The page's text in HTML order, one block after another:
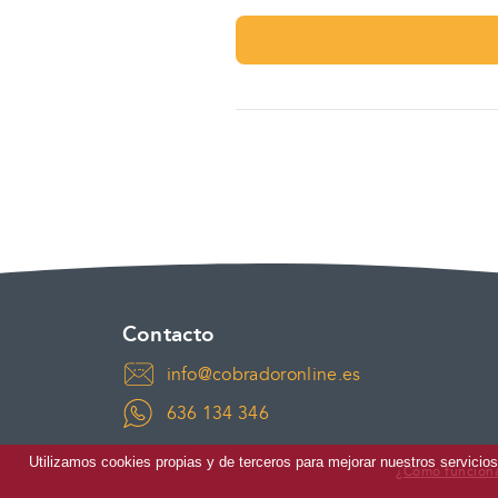
Utilizamos cookies propias y de terceros para mejorar nuestros
Contacto
info@cobradoronline.es
636 134 346
¿Cómo